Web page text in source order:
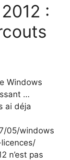
:
Windows
…
ai déja
05/windows
n’est pas